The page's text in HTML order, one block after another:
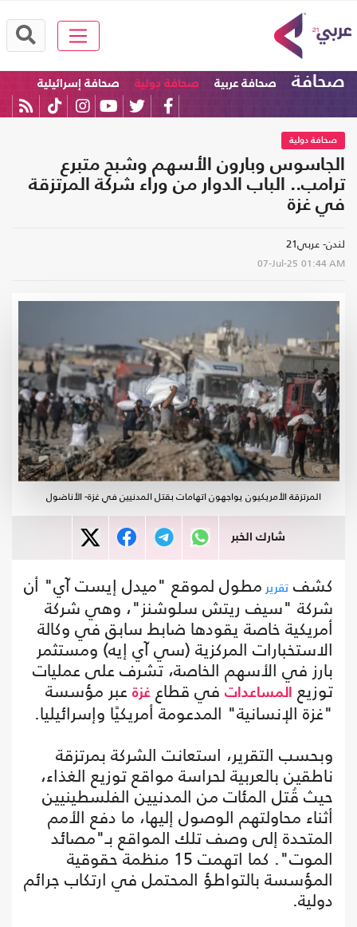
صحافة صحافة عربية صحافة دولية صحافة إسرائيلية
صحافة دولية
الجاسوس وبارون الأسهم وشبح متبرع
ترامب.. الباب الدوار من وراء شركة المرتزقة
في غزة
لندن- عربي21
07-Jul-25 01:44 AM
المرتزقة الأمريكيون يواجهون اتهامات بقتل المدنيين في غزة- الأناضول
شارك الخبر
كشف تقرير مطول لموقع "ميدل إيست آي" أن
شركة "سيف ريتش سلوشنز"، وهي شركة
أمريكية خاصة يقودها ضابط سابق في وكالة
الاستخبارات المركزية (سي آي إيه) ومستثمر
بارز في الأسهم الخاصة، تشرف على عمليات
توزيع المساعدات في قطاع غزة عبر مؤسسة
"غزة الإنسانية" المدعومة أمريكيًا وإسرائيليا.
وبحسب التقرير، استعانت الشركة بمرتزقة
ناطقين بالعربية لحراسة مواقع توزيع الغذاء،
حيث قُتل المئات من المدنيين الفلسطينيين
أثناء محاولتهم الوصول إليها، ما دفع الأمم
المتحدة إلى وصف تلك المواقع بـ"مصائد
الموت". كما اتهمت 15 منظمة حقوقية
المؤسسة بالتواطؤ المحتمل في ارتكاب جرائم
دولية.